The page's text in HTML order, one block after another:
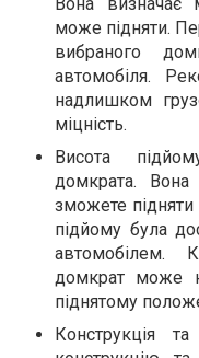
може підняти.
вибраного
автомобіля.
надлишком
міцність.
Висота
домкрата. Вона
зможете
підйому була
автомобілем.
домкрат може
піднятому
Конструкція